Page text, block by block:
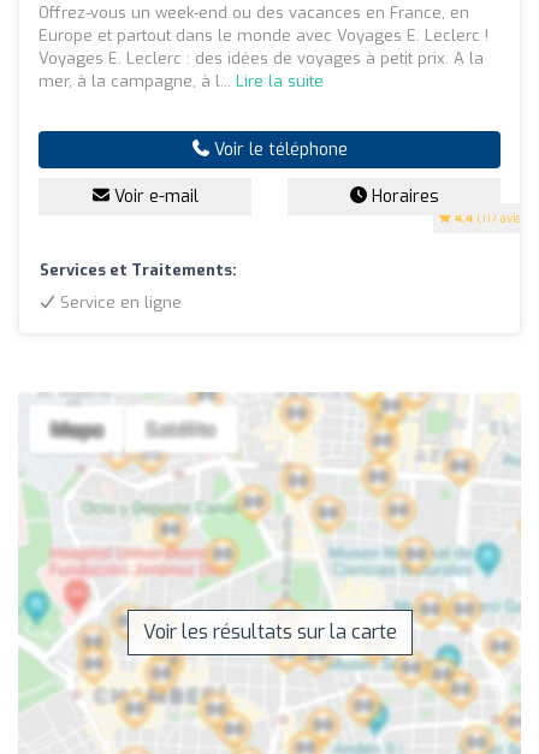
4.4 (117 avis)
Offrez-vous un week-end ou des vacances en France, en
Europe et partout dans le monde avec Voyages E. Leclerc !
Voyages E. Leclerc : des idées de voyages à petit prix. A la
mer, à la campagne, à l... Lire la suite
Voir le téléphone
Voir e-mail Horaires
Services et Traitements:
Service en ligne
Voir les résultats sur la carte